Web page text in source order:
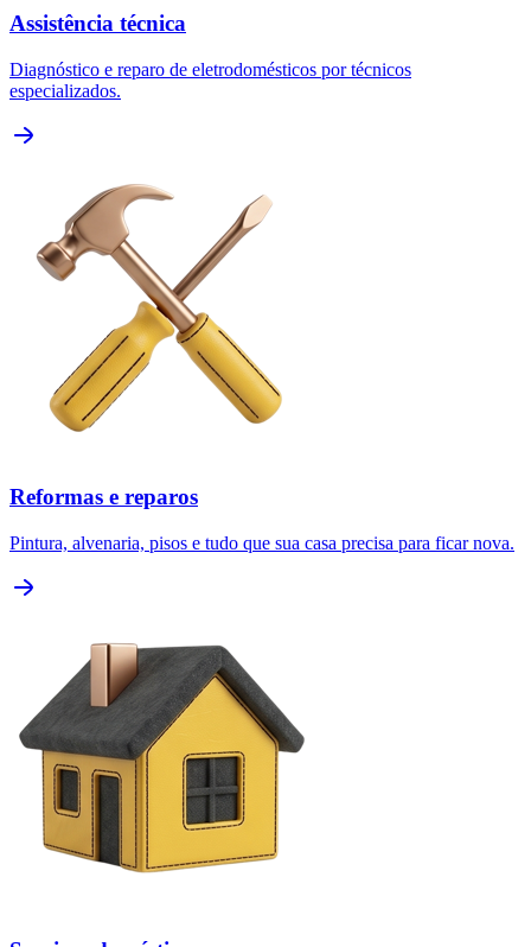
Assistência técnica
Diagnóstico e reparo de eletrodomésticos por técnicos
especializados.
Reformas e reparos
Pintura, alvenaria, pisos e tudo que sua casa precisa para ficar nova.